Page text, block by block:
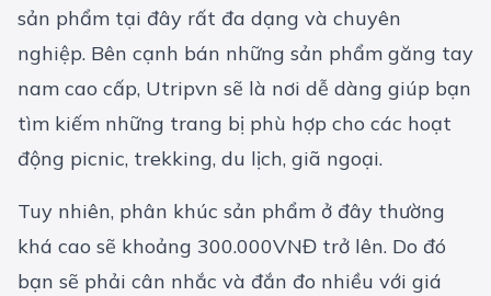
sản phẩm tại đây rất đa dạng và chuyên
nghiệp. Bên cạnh bán những sản phẩm găng tay
nam cao cấp, Utripvn sẽ là nơi dễ dàng giúp bạn
tìm kiếm những trang bị phù hợp cho các hoạt
động picnic, trekking, du lịch, giã ngoại.
Tuy nhiên, phân khúc sản phẩm ở đây thường
khá cao sẽ khoảng 300.000VNĐ trở lên. Do đó
bạn sẽ phải cân nhắc và đắn đo nhiều với giá